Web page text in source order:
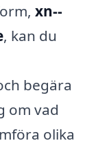
xn--
, kan du
begära
om vad
olika